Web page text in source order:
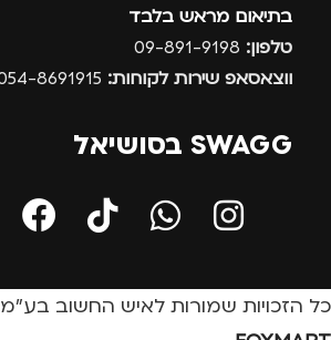
בתיאום מראש בלבד
טלפון:
ווצאסאפ שירות לקוחות:
SWAGG בסושיאל
כל הזכויות שמורות לאיש החשוב בע״מ